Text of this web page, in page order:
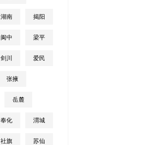
湖南 揭阳
阆中 梁平
剑川 爱民
张掖
岳麓
奉化 渭城
社旗 苏仙